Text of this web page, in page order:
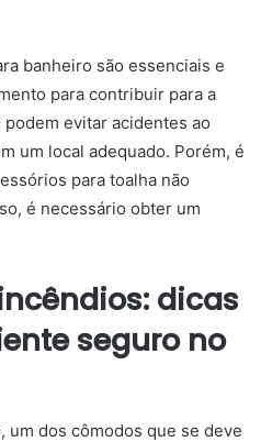
banheiro são essenciais e
para contribuir para a
evitar acidentes ao
um local adequado. Porém, é
para toalha não
é necessário obter um
dicas
seguro no
um dos cômodos que se deve